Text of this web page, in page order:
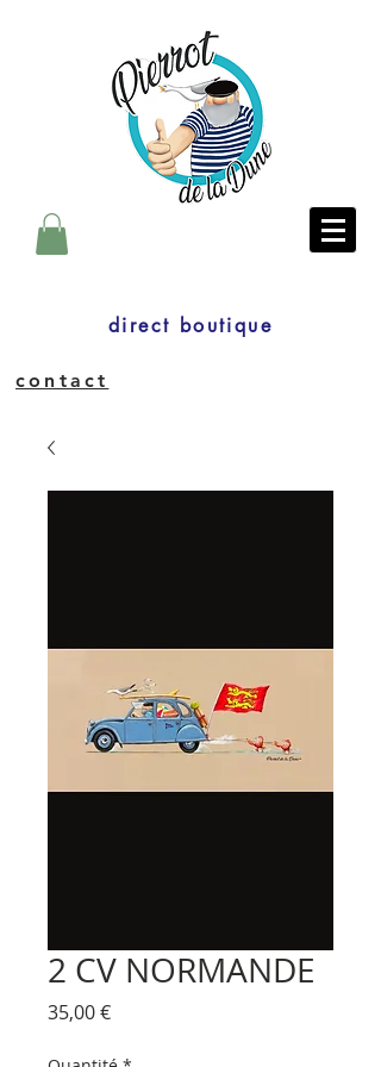
direct boutique
contact
2 CV NORMANDE
35,00 €Prix